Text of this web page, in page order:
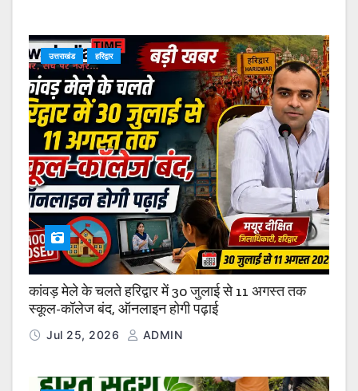
उत्तराखंड हरिद्वार
कांवड़ मेले के चलते हरिद्वार में 30 जुलाई से 11 अगस्त तक
स्कूल-कॉलेज बंद, ऑनलाइन होगी पढ़ाई
Jul 25, 2026 ADMIN